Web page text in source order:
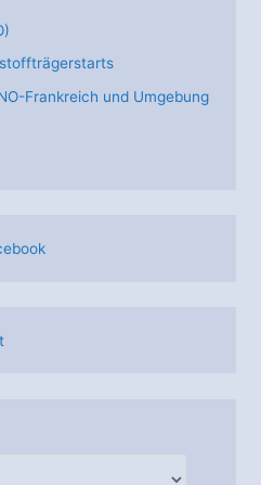
Frankreich und Umgebung